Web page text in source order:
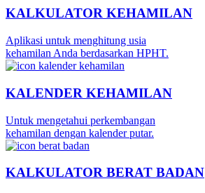
KALKULATOR KEHAMILAN
Aplikasi untuk menghitung usia
kehamilan Anda berdasarkan HPHT.
KALENDER KEHAMILAN
Untuk mengetahui perkembangan
kehamilan dengan kalender putar.
KALKULATOR BERAT BADAN